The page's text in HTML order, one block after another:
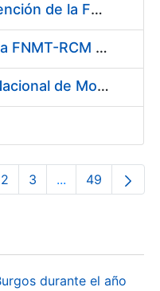
Servicio de Calibración y Verificación Externa de los Equipos de Medición del Servicio de Prevención de la FNMT-RCM
Conexión mediante Fibra Óptica de los Centros de Proceso de Datos (CPDs) de las sedes de la FNMT-RCM de Burgos y Madrid
Contratación de acuerdo marco para el Suministro de Material de Electricidad para la Fábrica Nacional de Moneda y Timbre-Real Casa de la Moneda en su centro de trabajo de Burgos
Page
2 Page
3 ...Intermediate
Page
49
durante el año